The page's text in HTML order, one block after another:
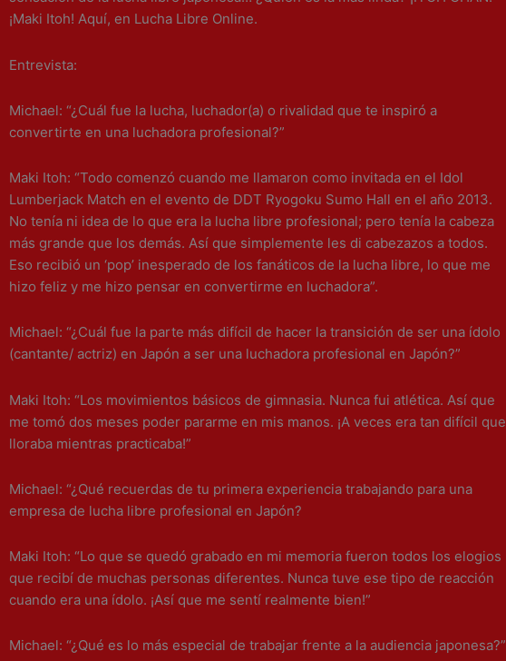
¡Maki Itoh! Aquí, en Lucha Libre Online.
Entrevista:
Michael: “¿Cuál fue la lucha, luchador(a) o rivalidad que te inspiró a
convertirte en una luchadora profesional?”
Maki Itoh: “Todo comenzó cuando me llamaron como invitada en el Idol
Lumberjack Match en el evento de DDT Ryogoku Sumo Hall en el año 2013.
No tenía ni idea de lo que era la lucha libre profesional; pero tenía la cabeza
más grande que los demás. Así que simplemente les di cabezazos a todos.
Eso recibió un ‘pop’ inesperado de los fanáticos de la lucha libre, lo que me
hizo feliz y me hizo pensar en convertirme en luchadora”.
Michael: “¿Cuál fue la parte más difícil de hacer la transición de ser una ídolo
(cantante/ actriz) en Japón a ser una luchadora profesional en Japón?”
Maki Itoh: “Los movimientos básicos de gimnasia. Nunca fui atlética. Así que
me tomó dos meses poder pararme en mis manos. ¡A veces era tan difícil que
lloraba mientras practicaba!”
Michael: “¿Qué recuerdas de tu primera experiencia trabajando para una
empresa de lucha libre profesional en Japón?
Maki Itoh: “Lo que se quedó grabado en mi memoria fueron todos los elogios
que recibí de muchas personas diferentes. Nunca tuve ese tipo de reacción
cuando era una ídolo. ¡Así que me sentí realmente bien!”
Michael: “¿Qué es lo más especial de trabajar frente a la audiencia japonesa?”